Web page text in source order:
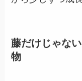
藤だけじゃな
物